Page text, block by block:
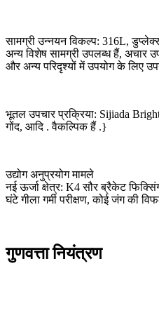
सामग्री उन्नयन विकल्प: 316L,
अन्य विशेष सामग्री उपलब्ध हैं, अचार
और अन्य परिदृश्यों में उपयोग के लिए
भूतल उपचार प्रक्रिया: Sijiada
गोंद, आदि . वैकल्पिक हैं .}
उद्योग अनुप्रयोग मामले
नई ऊर्जा क्षेत्र: K4 सौर ब्रैकेट
घंटे गीला गर्मी परीक्षण, कोई जंग की
गुणवत्ता नियंत्रण